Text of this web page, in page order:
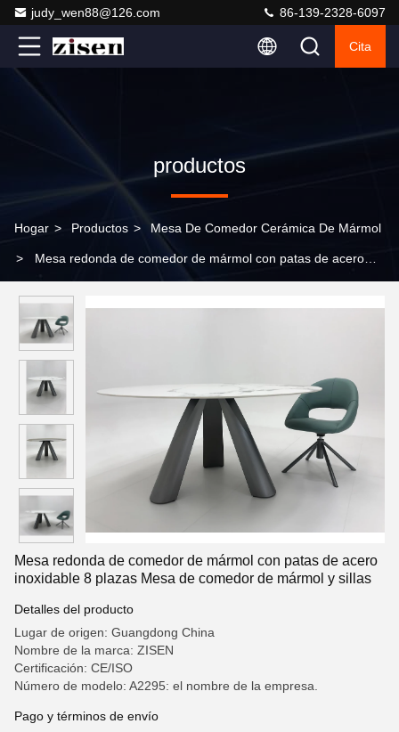
judy_wen88@126.com 86-139-2328-6097
Cita
productos
Hogar > Productos > Mesa De Comedor Cerámica De Mármol
> Mesa redonda de comedor de mármol con patas de acero
Mesa redonda de comedor de mármol con patas de acero
inoxidable 8 plazas Mesa de comedor de mármol y sillas
Detalles del producto
Lugar de origen: Guangdong China
Nombre de la marca: ZISEN
Certificación: CE/ISO
Número de modelo: A2295: el nombre de la empresa.
Pago y términos de envío